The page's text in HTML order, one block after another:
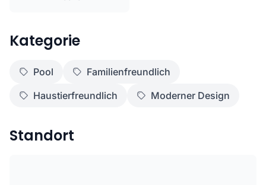
Kategorie
Pool
Familienfreundlich
Haustierfreundlich
Moderner Design
Standort